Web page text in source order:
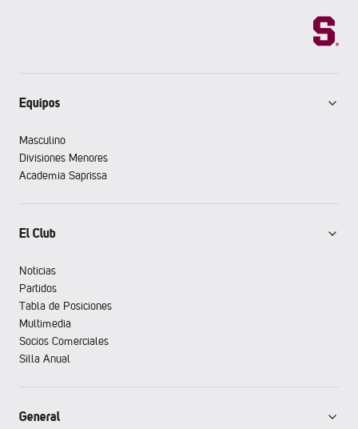
Equipos
Masculino
Divisiones Menores
Academia Saprissa
El Club
Noticias
Partidos
Tabla de Posiciones
Multimedia
Socios Comerciales
Silla Anual
General